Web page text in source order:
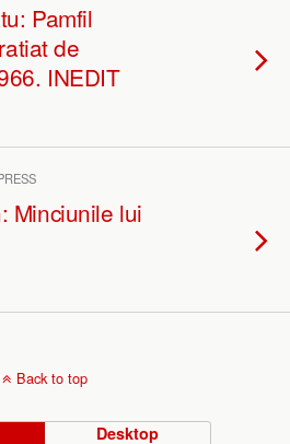
Pamfil
de
INEDIT
Minciunile lui
Back to top
Desktop